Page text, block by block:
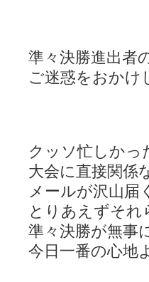
準々決勝進出者
ご迷惑をおかけ
クッソ忙しかっ
大会に直接関係
メールが沢山届
とりあえずそれ
準々決勝が無事
今日一番の心